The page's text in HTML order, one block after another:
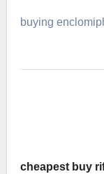
buying
cheapest buy